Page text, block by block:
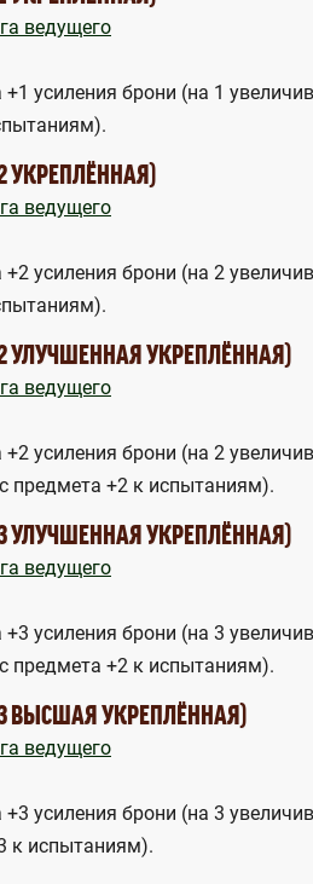
ведущего
+1 усиления брони (на 1
УКРЕПЛЁННАЯ)
ведущего
+2 усиления брони (на 2
УЛУЧШЕННАЯ УКРЕПЛЁННАЯ)
ведущего
+2 усиления брони (на 2
предмета +2 к испытаниям).
УЛУЧШЕННАЯ УКРЕПЛЁННАЯ)
ведущего
+3 усиления брони (на 3
предмета +2 к испытаниям).
ВЫСШАЯ УКРЕПЛЁННАЯ)
ведущего
+3 усиления брони (на 3
к испытаниям).